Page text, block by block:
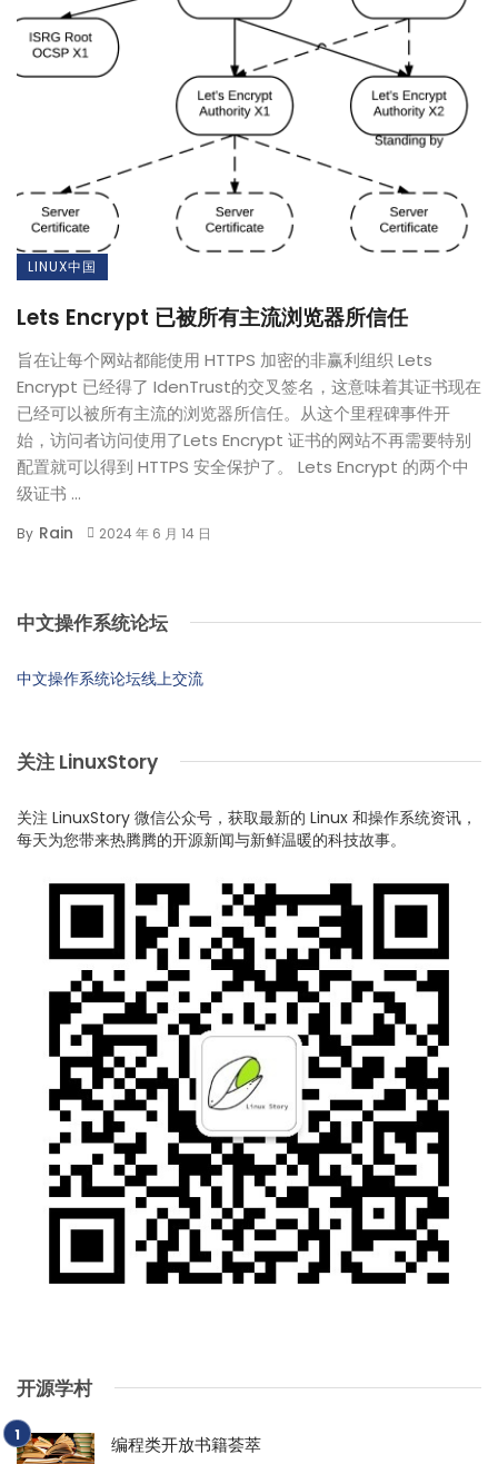
LINUX中国
Lets Encrypt 已被所有主流浏览器所信任
旨在让每个网站都能使用 HTTPS 加密的非赢利组织 Lets
Encrypt 已经得了 IdenTrust的交叉签名，这意味着其证书现在
已经可以被所有主流的浏览器所信任。从这个里程碑事件开
始，访问者访问使用了Lets Encrypt 证书的网站不再需要特别
配置就可以得到 HTTPS 安全保护了。 Lets Encrypt 的两个中
级证书 ...
By Rain 2024 年 6 月 14 日
中文操作系统论坛
中文操作系统论坛线上交流
关注 LinuxStory
关注 LinuxStory 微信公众号，获取最新的 Linux 和操作系统资讯，
每天为您带来热腾腾的开源新闻与新鲜温暖的科技故事。
开源学村
编程类开放书籍荟萃